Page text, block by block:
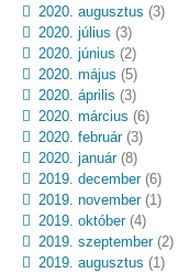
2020. augusztus (3)
2020. július (3)
2020. június (2)
2020. május (5)
2020. április (3)
2020. március (6)
2020. február(3)
2020. január(8)
2019. december(6)
2019. november(1)
2019. október(4)
2019. szeptember(2)
2019. augusztus (1)